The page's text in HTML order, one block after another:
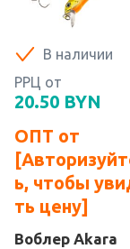
20.50
ь,